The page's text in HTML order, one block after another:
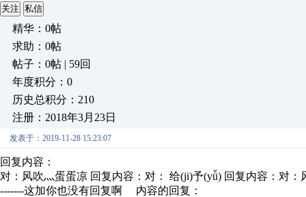
关注 私信
精华：0帖
求助：0帖
帖子：0帖 | 59回
年度积分：0
历史总积分：210
注册：2018年3月23日
发表于：2019-11-28 15:23:07
回复内容：
对：风吹灬蛋蛋凉 回复内容：对： 给(ji)予(yǚ) 回复内容：对
-------这加你也没有回复啊 内容的回复：